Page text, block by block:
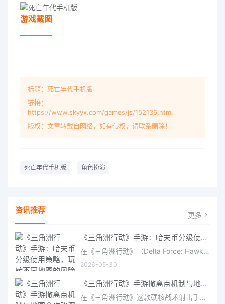
游戏截图
标题：死亡年代手机版
链接：
https://www.skyyx.com/games/js/152136.html
版权：文章转载自网络，如有侵权，请联系删除！
死亡年代手机版 角色扮演
资讯推荐 更多
《三角洲行动》手游：哈夫币分级使用策略，玩转不同地图的风险与回报
在《三角洲行动》（Delta Force: Hawk Ops）“烽火地带”模式中，地图被划分为“普通”、“机密”和“绝密”三个
2026-05-30
《三角洲行动》手游撤离点机制与地图全攻略深度解析
在《三角洲行动》这款硬核战术射击手游中，撤离是每位干员行动的核心目标。无论你在战场中搜刮了多少高价值物